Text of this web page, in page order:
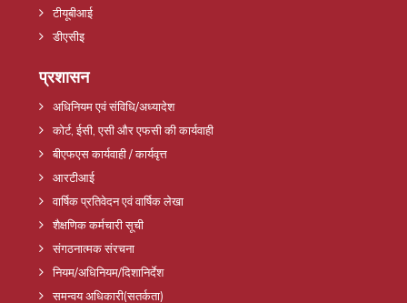
टीयूबीआई
डीएसीइ
प्रशासन
अधिनियम एवं संविधि/अध्यादेश
कोर्ट, ईसी, एसी और एफसी की कार्यवाही
बीएफएस कार्यवाही / कार्यवृत्त
आरटीआई
वार्षिक प्रतिवेदन एवं वार्षिक लेखा
शैक्षणिक कर्मचारी सूची
संगठनात्मक संरचना
नियम/अधिनियम/दिशानिर्देश
समन्वय अधिकारी(सतर्कता)